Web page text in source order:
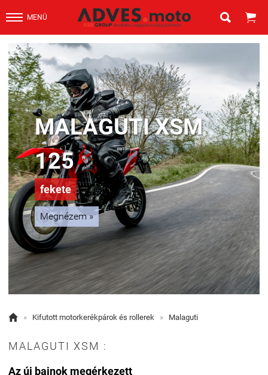
MENÜ  
MALAGUTI XSM
125
fekete
Megnézem»
 » Kifutott motorkerékpárok és rollerek » Malaguti
MALAGUTI XSM :
Az új bajnok megérkezett